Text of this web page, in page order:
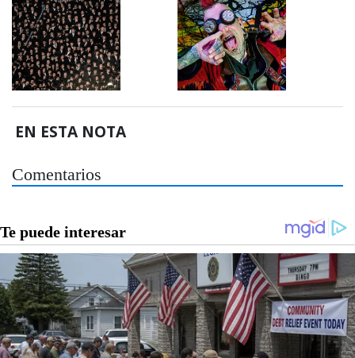
EN ESTA NOTA
Comentarios